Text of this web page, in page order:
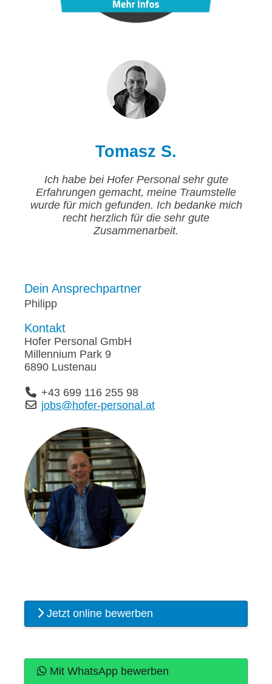
Tomasz S.
Ich habe bei Hofer Personal sehr gute
Erfahrungen gemacht, meine Traumstelle
wurde für mich gefunden. Ich bedanke mich
recht herzlich für die sehr gute
Zusammenarbeit.
Dein Ansprechpartner
Philipp
Kontakt
Hofer Personal GmbH
Millennium Park 9
6890 Lustenau
+43 699 116 255 98
jobs@hofer-personal.at
Jetzt online bewerben
Mit WhatsApp bewerben